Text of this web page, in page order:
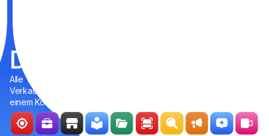
Dropship-Produkte
Alle Tools, die Sie für Produktforschung, Werbespionage,
Verkaufsverfolgung und Wettbewerbsanalyse benötigen, alles in
einem Konto.